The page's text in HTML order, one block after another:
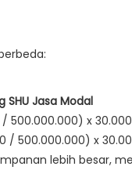
SHU Jasa Modal
500.000.000) x
/ 500.000.000) x
lebih besar,